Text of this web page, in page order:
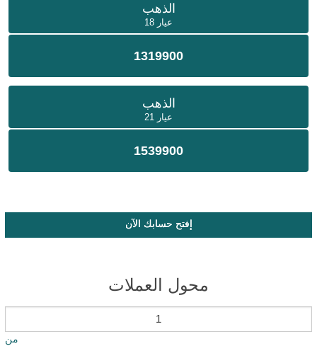
الذهب
عيار 18
1319900
الذهب
عيار 21
1539900
إفتح حسابك الآن
محول العملات
من